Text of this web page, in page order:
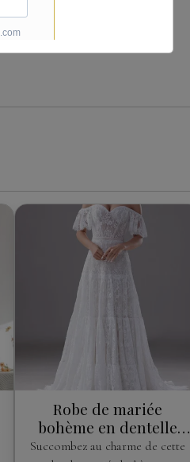
Robe de mariée
bohème en dentelle
Chantilly à épaules
Succombez au charme de cette